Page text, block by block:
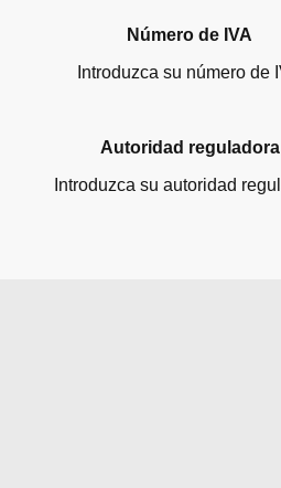
Número de IVA
Introduzca su número de
Autoridad reguladora
Introduzca su autoridad